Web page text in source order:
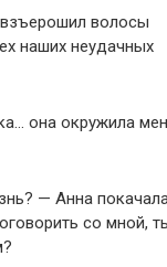
волосы
наших неудачных
она окружила
— Анна
со мной,